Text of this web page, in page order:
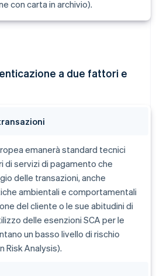
con carta in archivio).
a due fattori e
emanerà standard tecnici
di servizi di pagamento che
delle transazioni, anche
ambientali e comportamentali
del cliente o le sue abitudini di
delle esenzioni SCA per le
un basso livello di rischio
Risk Analysis).